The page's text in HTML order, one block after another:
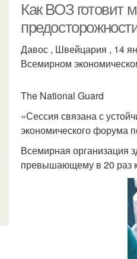
Как ВОЗ готовит
Давос , Швейцария , 14
Всемирном
The National Guard
«Сессия связана с
экономического форума
Всемирная организация
превышающему в 20 раз